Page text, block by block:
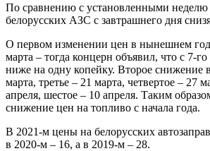
По сравнению с установленными неделю
белорусских АЗС с завтрашнего дня
О первом изменении цен в нынешнем
марта – тогда концерн объявил, что с 7-
ниже на одну копейку. Второе снижение
марта, третье – 21 марта, четвертое – 27
апреля, шестое – 10 апреля. Таким
снижение цен на топливо с начала года.
В 2021-м цены на белорусских
в 2020-м – 16, а в 2019-м – 28.